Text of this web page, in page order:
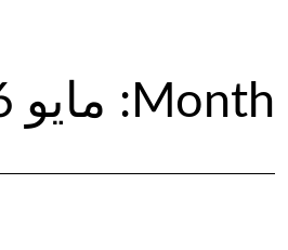
Month: مايو 2026